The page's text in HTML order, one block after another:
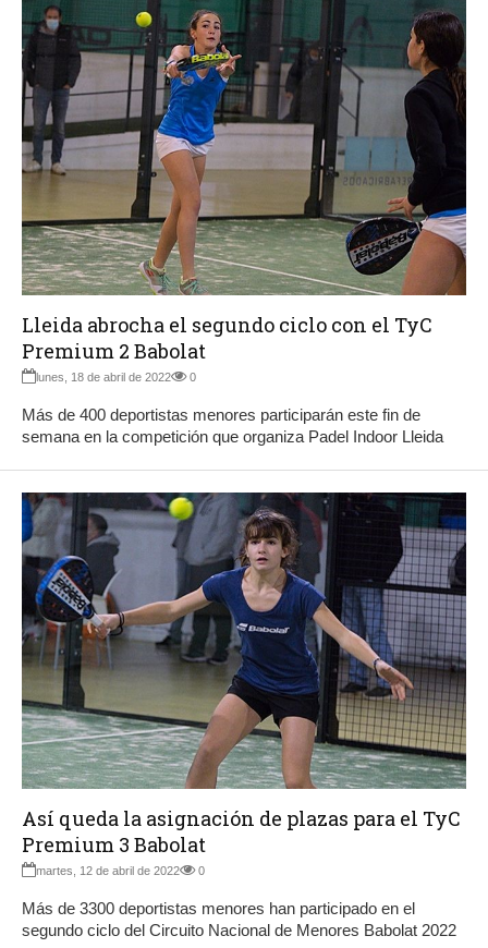
Lleida abrocha el segundo ciclo con el TyC
Premium 2 Babolat
lunes, 18 de abril de 2022 0
Más de 400 deportistas menores participarán este fin de
semana en la competición que organiza Padel Indoor Lleida
Así queda la asignación de plazas para el TyC
Premium 3 Babolat
martes, 12 de abril de 2022 0
Más de 3300 deportistas menores han participado en el
segundo ciclo del Circuito Nacional de Menores Babolat 2022